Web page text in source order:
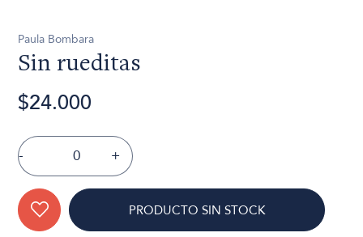
Paula Bombara
Sin rueditas
$24.000
- +
PRODUCTO SIN STOCK